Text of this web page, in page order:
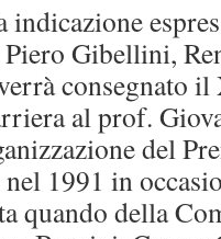
indicazione
Gibellini,
consegnato
al prof.
del
1991 in
quando della